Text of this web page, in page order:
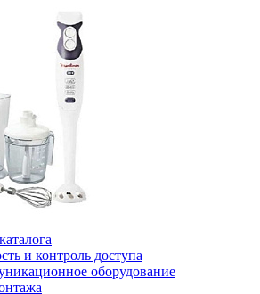
и контроль доступа
оборудование